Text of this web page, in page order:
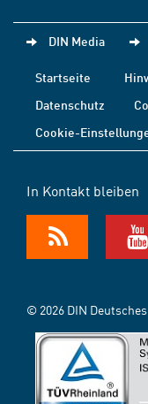
DIN Media
Startseite
Datenschutz
Cookie-
In Kontakt bleiben
© 2026 DIN